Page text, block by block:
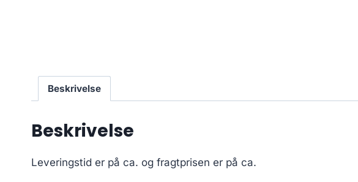
Beskrivelse
Beskrivelse
Leveringstid er på ca. og fragtprisen er på ca.